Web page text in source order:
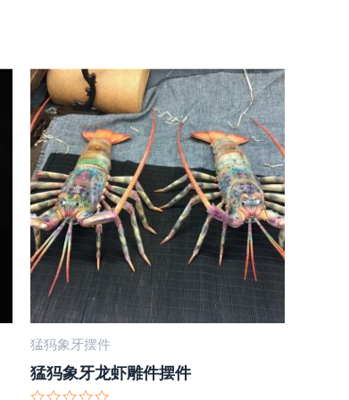
猛犸象牙摆件
猛犸象牙龙虾雕件摆件